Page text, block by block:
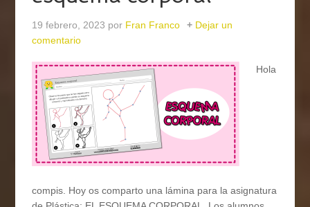
19 febrero, 2023 por Fran Franco
Dejar un
comentario
Hola
compis. Hoy os comparto una lámina para la asignatura